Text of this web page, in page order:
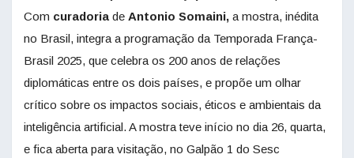
Com curadoria de Antonio Somaini, a mostra, inédita
no Brasil, integra a programação da Temporada França-
Brasil 2025, que celebra os 200 anos de relações
diplomáticas entre os dois países, e propõe um olhar
crítico sobre os impactos sociais, éticos e ambientais da
inteligência artificial. A mostra teve início no dia 26, quarta,
e fica aberta para visitação, no Galpão 1 do Sesc